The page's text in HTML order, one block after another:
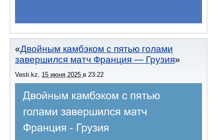
Двойным камбэком с пятью голами
завершился матч Франция — Грузия
Vesti.kz, 15 июня 2025 в 23:22